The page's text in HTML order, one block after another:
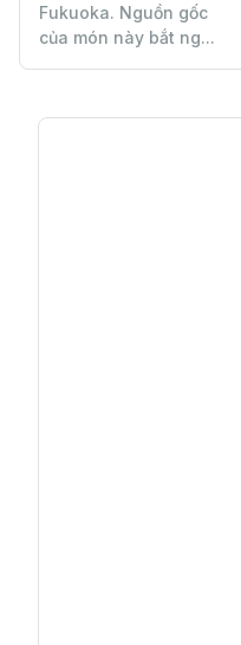
Fukuoka. Nguồn gốc
của món này bắt ng...